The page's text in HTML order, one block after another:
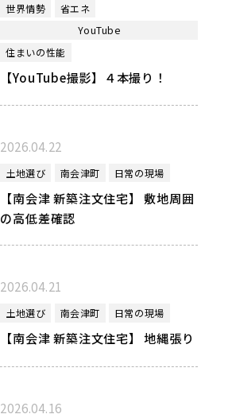
世界情勢
省エネ
YouTube
住まいの性能
【YouTube撮影】４本撮り！
2026.04.22
土地選び 南会津町 日常の現場
【南会津 新築注文住宅】 敷地周囲
の高低差確認
2026.04.21
土地選び 南会津町 日常の現場
【南会津 新築注文住宅】 地縄張り
2026.04.16